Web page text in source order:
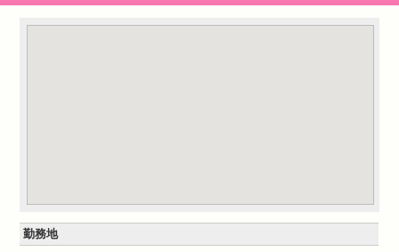
勤務地